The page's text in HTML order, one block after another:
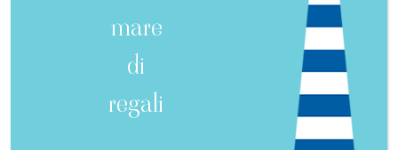
mare
di
regali